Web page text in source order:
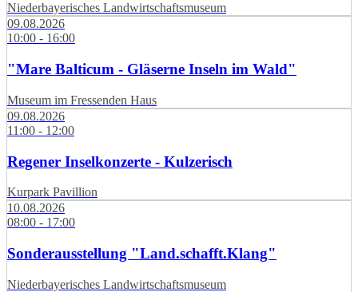
Niederbayerisches Landwirtschaftsmuseum
09.08.2026
10:00 - 16:00
"Mare Balticum - Gläserne Inseln im Wald"
Museum im Fressenden Haus
09.08.2026
11:00 - 12:00
Regener Inselkonzerte - Kulzerisch
Kurpark Pavillion
10.08.2026
08:00 - 17:00
Sonderausstellung "Land.schafft.Klang"
Niederbayerisches Landwirtschaftsmuseum